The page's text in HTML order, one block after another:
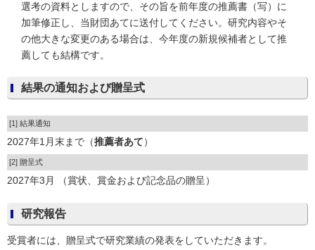
選考の資料としますので、その旨を前年度の推薦書（写）に
加筆修正し、当財団あてに送付してください。研究内容やそ
の他大きな変更のある場合は、今年度の新規候補者として推
薦しても結構です。
結果の通知および贈呈式
[1] 結果通知
2027年1月末まで（推薦者あて）
[2] 贈呈式
2027年3月 （賞状、賞金および記念品の贈呈）
研究報告
受賞者には、贈呈式で研究業績の発表をしていただきます。